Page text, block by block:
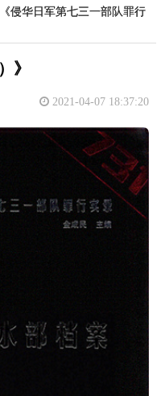
《侵华日军第七三一部队罪行
》
2021-04-07 18:37:20